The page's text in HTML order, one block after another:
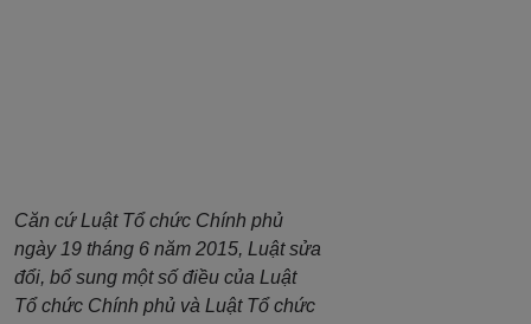
Căn cứ Luật Tổ chức Chính phủ
ngày 19 tháng 6 năm 2015, Luật sửa
đổi, bổ sung một số điều của Luật
Tổ chức Chính phủ và Luật Tổ chức